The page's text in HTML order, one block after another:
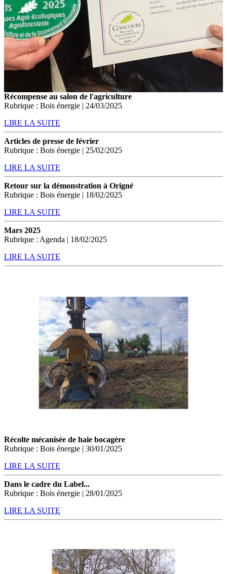
Récompense au salon de l'agriculture
Rubrique : Bois énergie | 24/03/2025
LIRE LA SUITE
Articles de presse de février
Rubrique : Bois énergie | 25/02/2025
LIRE LA SUITE
Retour sur la démonstration à Origné
Rubrique : Bois énergie | 18/02/2025
LIRE LA SUITE
Mars 2025
Rubrique : Agenda | 18/02/2025
LIRE LA SUITE
Récolte mécanisée de haie bocagère
Rubrique : Bois énergie | 30/01/2025
LIRE LA SUITE
Dans le cadre du Label...
Rubrique : Bois énergie | 28/01/2025
LIRE LA SUITE